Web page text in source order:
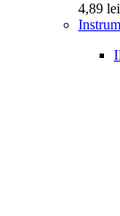
4,89 lei